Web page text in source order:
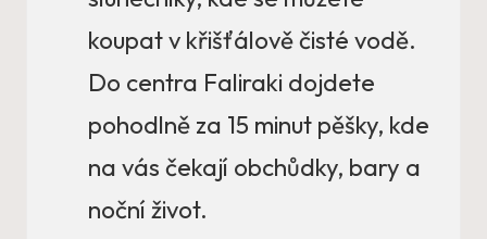
koupat v křišťálově čisté vodě.
Do centra Faliraki dojdete
pohodlně za 15 minut pěšky, kde
na vás čekají obchůdky, bary a
noční život.